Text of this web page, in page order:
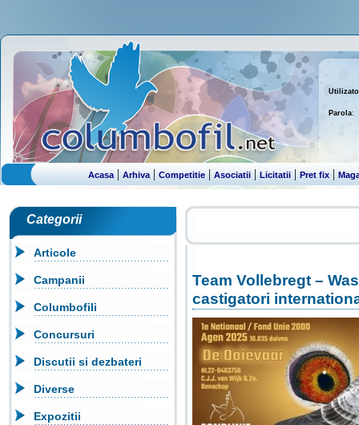
Parola:
Acasa| Arhiva|Competitie| Asociatii | Licitatii |Pret fix |
Categorii
Articole
Campanii
Columbofili
Concursuri
Discutii si dezbateri
Diverse
Expozitii
Team Vollebregt –
castigatori